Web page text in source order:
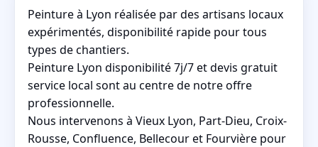
Peinture à Lyon réalisée par des artisans locaux
expérimentés, disponibilité rapide pour tous
types de chantiers.
Peinture Lyon disponibilité 7j/7 et devis gratuit
service local sont au centre de notre offre
professionnelle.
Nous intervenons à Vieux Lyon, Part-Dieu, Croix-
Rousse, Confluence, Bellecour et Fourvière pour